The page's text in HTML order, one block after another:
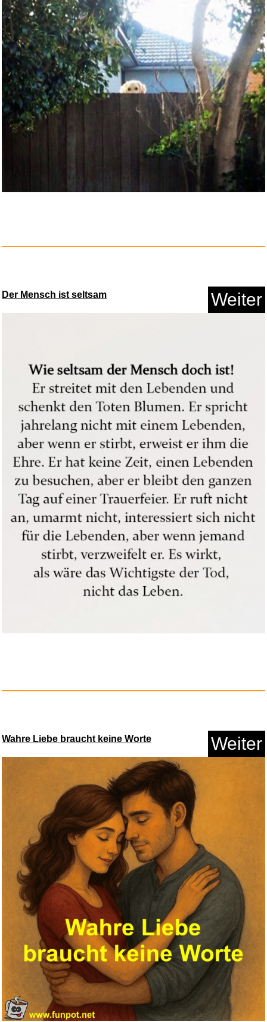
Cerd� Harry Potter Tote Bag
mi...
Anzeige
Forever Freedom®...
Anzeige
Apple Gutschein - per E-Mail...
Anzeige
Der Mensch ist seltsam Weiter
Wahre Liebe braucht keine Worte Weiter